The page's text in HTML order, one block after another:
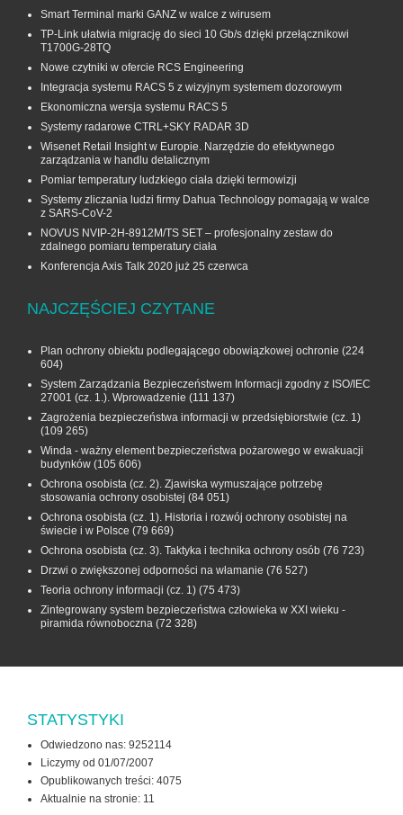
Smart Terminal marki GANZ w walce z wirusem
TP-Link ułatwia migrację do sieci 10 Gb/s dzięki przełącznikowi
T1700G‑28TQ
Nowe czytniki w ofercie RCS Engineering
Integracja systemu RACS 5 z wizyjnym systemem dozorowym
Ekonomiczna wersja systemu RACS 5
Systemy radarowe CTRL+SKY RADAR 3D
Wisenet Retail Insight w Europie. Narzędzie do efektywnego
zarządzania w handlu detalicznym
Pomiar temperatury ludzkiego ciała dzięki termowizji
Systemy zliczania ludzi firmy Dahua Technology pomagają w walce
z SARS-CoV-2
NOVUS NVIP-2H-8912M/TS SET – profesjonalny zestaw do
zdalnego pomiaru temperatury ciała
Konferencja Axis Talk 2020 już 25 czerwca
NAJCZĘŚCIEJ CZYTANE
Plan ochrony obiektu podlegającego obowiązkowej ochronie (224
604)
System Zarządzania Bezpieczeństwem Informacji zgodny z ISO/IEC
27001 (cz. 1.). Wprowadzenie (111 137)
Zagrożenia bezpieczeństwa informacji w przedsiębiorstwie (cz. 1)
(109 265)
Winda - ważny element bezpieczeństwa pożarowego w ewakuacji
budynków (105 606)
Ochrona osobista (cz. 2). Zjawiska wymuszające potrzebę
stosowania ochrony osobistej (84 051)
Ochrona osobista (cz. 1). Historia i rozwój ochrony osobistej na
świecie i w Polsce (79 669)
Ochrona osobista (cz. 3). Taktyka i technika ochrony osób (76 723)
Drzwi o zwiększonej odporności na włamanie (76 527)
Teoria ochrony informacji (cz. 1) (75 473)
Zintegrowany system bezpieczeństwa człowieka w XXI wieku -
piramida równoboczna (72 328)
STATYSTYKI
Odwiedzono nas: 9252114
Liczymy od 01/07/2007
Opublikowanych treści: 4075
Aktualnie na stronie: 11